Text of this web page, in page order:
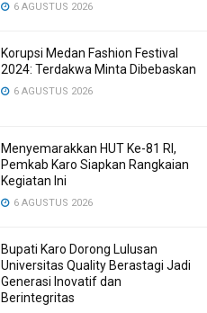
6 AGUSTUS 2026
Korupsi Medan Fashion Festival
2024: Terdakwa Minta Dibebaskan
6 AGUSTUS 2026
Menyemarakkan HUT Ke-81 RI,
Pemkab Karo Siapkan Rangkaian
Kegiatan Ini
6 AGUSTUS 2026
Bupati Karo Dorong Lulusan
Universitas Quality Berastagi Jadi
Generasi Inovatif dan
Berintegritas